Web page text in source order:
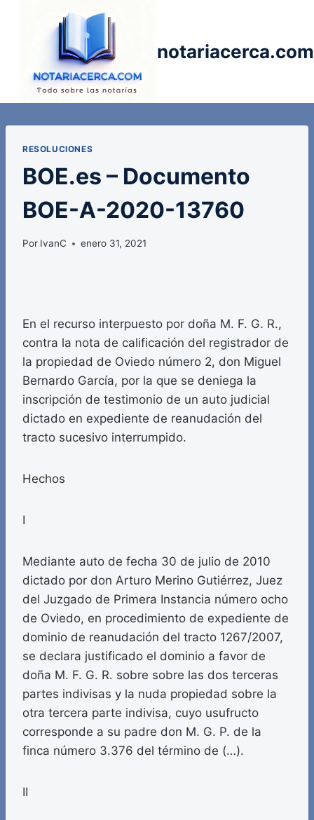
notariacerca.com
RESOLUCIONES
BOE.es – Documento
BOE-A-2020-13760
Por IvanC enero 31, 2021
En el recurso interpuesto por doña M. F. G. R.,
contra la nota de calificación del registrador de
la propiedad de Oviedo número 2, don Miguel
Bernardo García, por la que se deniega la
inscripción de testimonio de un auto judicial
dictado en expediente de reanudación del
tracto sucesivo interrumpido.
Hechos
I
Mediante auto de fecha 30 de julio de 2010
dictado por don Arturo Merino Gutiérrez, Juez
del Juzgado de Primera Instancia número ocho
de Oviedo, en procedimiento de expediente de
dominio de reanudación del tracto 1267/2007,
se declara justificado el dominio a favor de
doña M. F. G. R. sobre sobre las dos terceras
partes indivisas y la nuda propiedad sobre la
otra tercera parte indivisa, cuyo usufructo
corresponde a su padre don M. G. P. de la
finca número 3.376 del término de (…).
II